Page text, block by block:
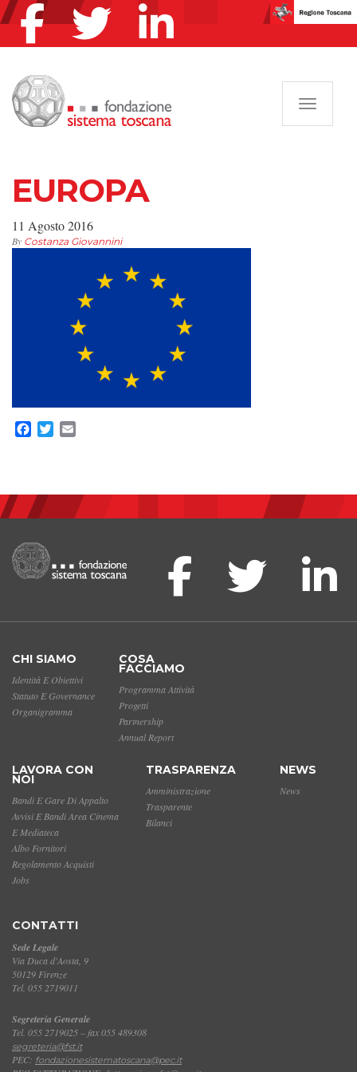
EUROPA
11 Agosto 2016
By Costanza Giovannini
Facebook
Twitter
CHI SIAMO
Identità E Obiettivi
Statuto E Governance
Organigramma
COSA
FACCIAMO
Programma Attività
Progetti
Partnership
Annual Report
LAVORA CON
NOI
Bandi E Gare Di Appalto
Avvisi E Bandi Area Cinema
E Mediateca
Albo Fornitori
Regolamento Acquisti
Jobs
TRASPARENZA
Amministrazione
Trasparente
Bilanci
NEWS
News
CONTATTI
Sede Legale
Via Duca d'Aosta, 9
50129 Firenze
Tel. 055 2719011
Segreteria Generale
Tel. 055 2719025 – fax 055 489308
segreteria@fst.it
PEC: fondazionesistematoscana@pec.it